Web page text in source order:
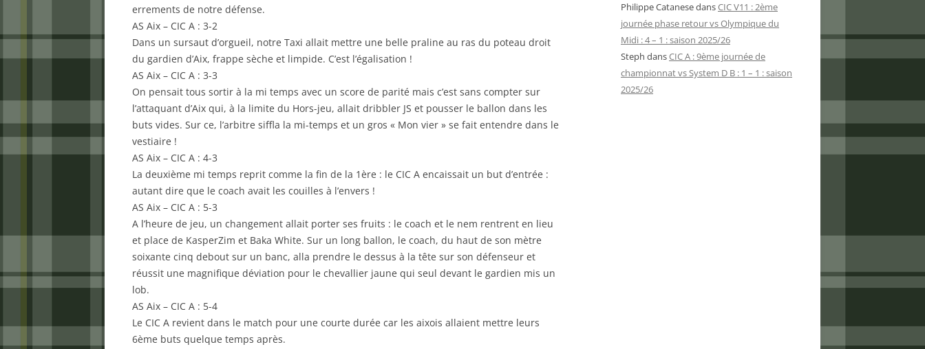
errements de notre défense.
AS Aix – CIC A : 3-2
Dans un sursaut d’orgueil, notre Taxi allait mettre une belle praline au ras du poteau droit
du gardien d’Aix, frappe sèche et limpide. C’est l’égalisation !
AS Aix – CIC A : 3-3
On pensait tous sortir à la mi temps avec un score de parité mais c’est sans compter sur
l’attaquant d’Aix qui, à la limite du Hors-jeu, allait dribbler JS et pousser le ballon dans les
buts vides. Sur ce, l’arbitre siffla la mi-temps et un gros « Mon vier » se fait entendre dans le
vestiaire !
AS Aix – CIC A : 4-3
La deuxième mi temps reprit comme la fin de la 1ère : le CIC A encaissait un but d’entrée :
autant dire que le coach avait les couilles à l’envers !
AS Aix – CIC A : 5-3
A l’heure de jeu, un changement allait porter ses fruits : le coach et le nem rentrent en lieu
et place de KasperZim et Baka White. Sur un long ballon, le coach, du haut de son mètre
soixante cinq debout sur un banc, alla prendre le dessus à la tête sur son défenseur et
réussit une magnifique déviation pour le chevallier jaune qui seul devant le gardien mis un
lob.
AS Aix – CIC A : 5-4
Le CIC A revient dans le match pour une courte durée car les aixois allaient mettre leurs
6ème buts quelque temps après.
Philippe CatanesedansCIC V11 : 2ème
journée phase retour vs Olympique du
Midi : 4 – 1 : saison 2025/26
Steph dansCIC A : 9ème journée de
championnat vs System D B : 1 – 1 : saison
2025/26